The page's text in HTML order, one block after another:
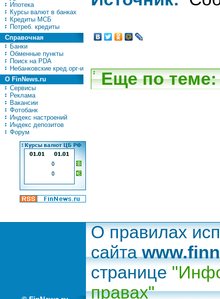
Ипотека
Курсы валют в банках
Кредиты МСБ
Потреб. кредиты
Справочная
Банки
Обменные пункты
Поиск на PDA
Небанковские кред.орг-и
О FinNews.ru
Сервисы
Реклама
Вакансии
Фотобанк
Индекс настроений
Индекс депозитов
Форум
Еще по теме:
О правилах
сайта
странице
правах"